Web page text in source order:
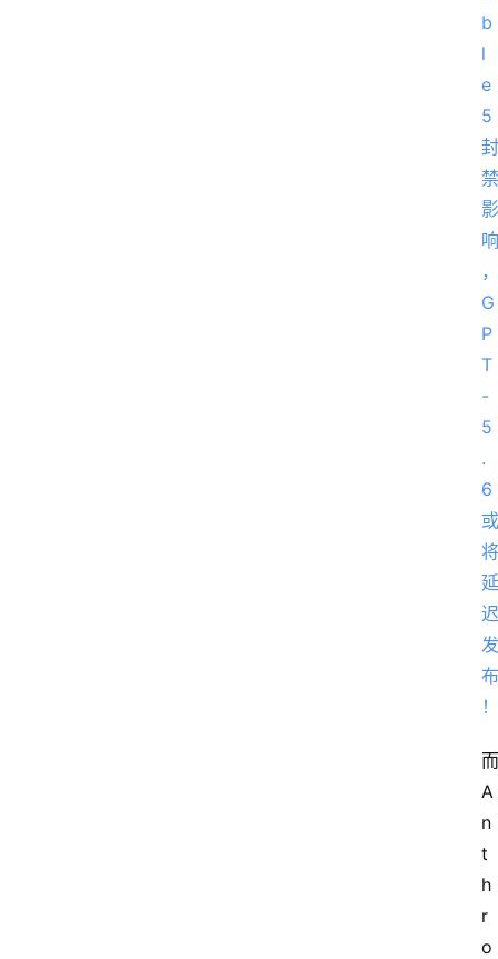
而
A
n
t
h
r
o